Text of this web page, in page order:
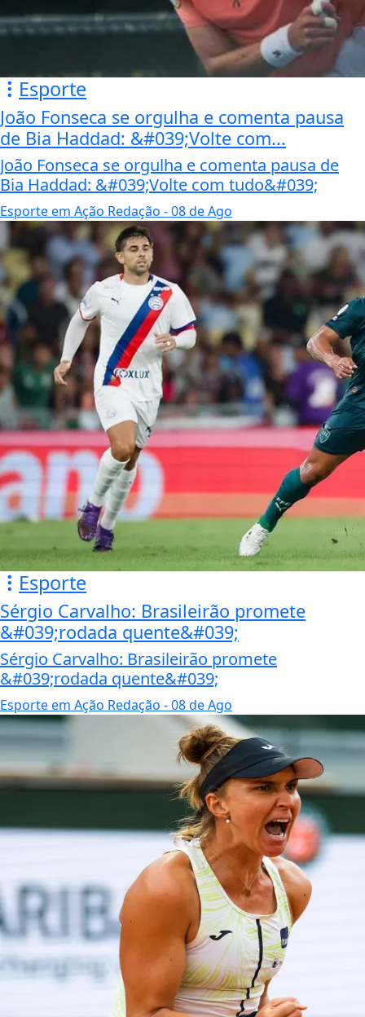
Esporte
João Fonseca se orgulha e comenta pausa
de Bia Haddad: &#039;Volte com...
João Fonseca se orgulha e comenta pausa de
Bia Haddad: &#039;Volte com tudo&#039;
Esporte em Ação Redação - 08 de Ago
Esporte
Sérgio Carvalho: Brasileirão promete
&#039;rodada quente&#039;
Sérgio Carvalho: Brasileirão promete
&#039;rodada quente&#039;
Esporte em Ação Redação - 08 de Ago